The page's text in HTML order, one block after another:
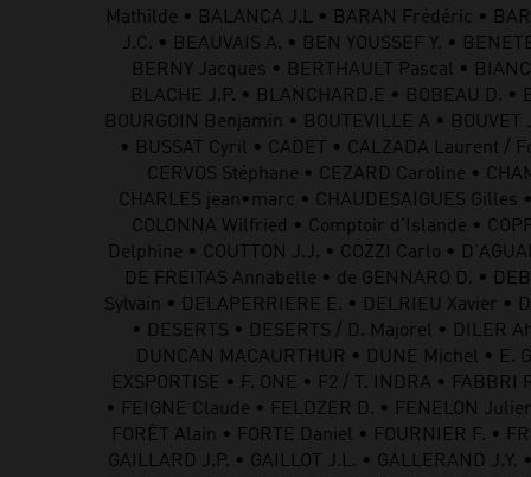
Mathilde • BALANCA J.L • BARAN Frédéric •
J.C. • BEAUVAIS A. • BEN YOUSSEF Y. •
BERNY Jacques • BERTHAULT Pascal •
BLACHE J.P. • BLANCHARD.E • BOBEAU D.
BOURGOIN Benjamin • BOUTEVILLE A •
• BUSSAT Cyril • CADET • CALZADA Laurent /
CERVOS Stéphane • CEZARD Caroline •
CHARLES jean•marc • CHAUDESAIGUES Gilles
COLONNA Wilfried • Comptoir d'Islande •
Delphine • COUTTON J.J. • COZZI Carlo •
DE FREITAS Annabelle • de GENNARO D. •
Sylvain • DELAPERRIERE E. • DELRIEU Xavier •
• DESERTS • DESERTS / D. Majorel • DILER
DUNCAN MACAURTHUR • DUNE Michel • E.
EXSPORTISE • F. ONE • F2 / T. INDRA •
• FEIGNE Claude • FELDZER D. • FENELON
FORÊT Alain • FORTE Daniel • FOURNIER F. •
GAILLARD J.P. • GAILLOT J.L. • GALLERAND